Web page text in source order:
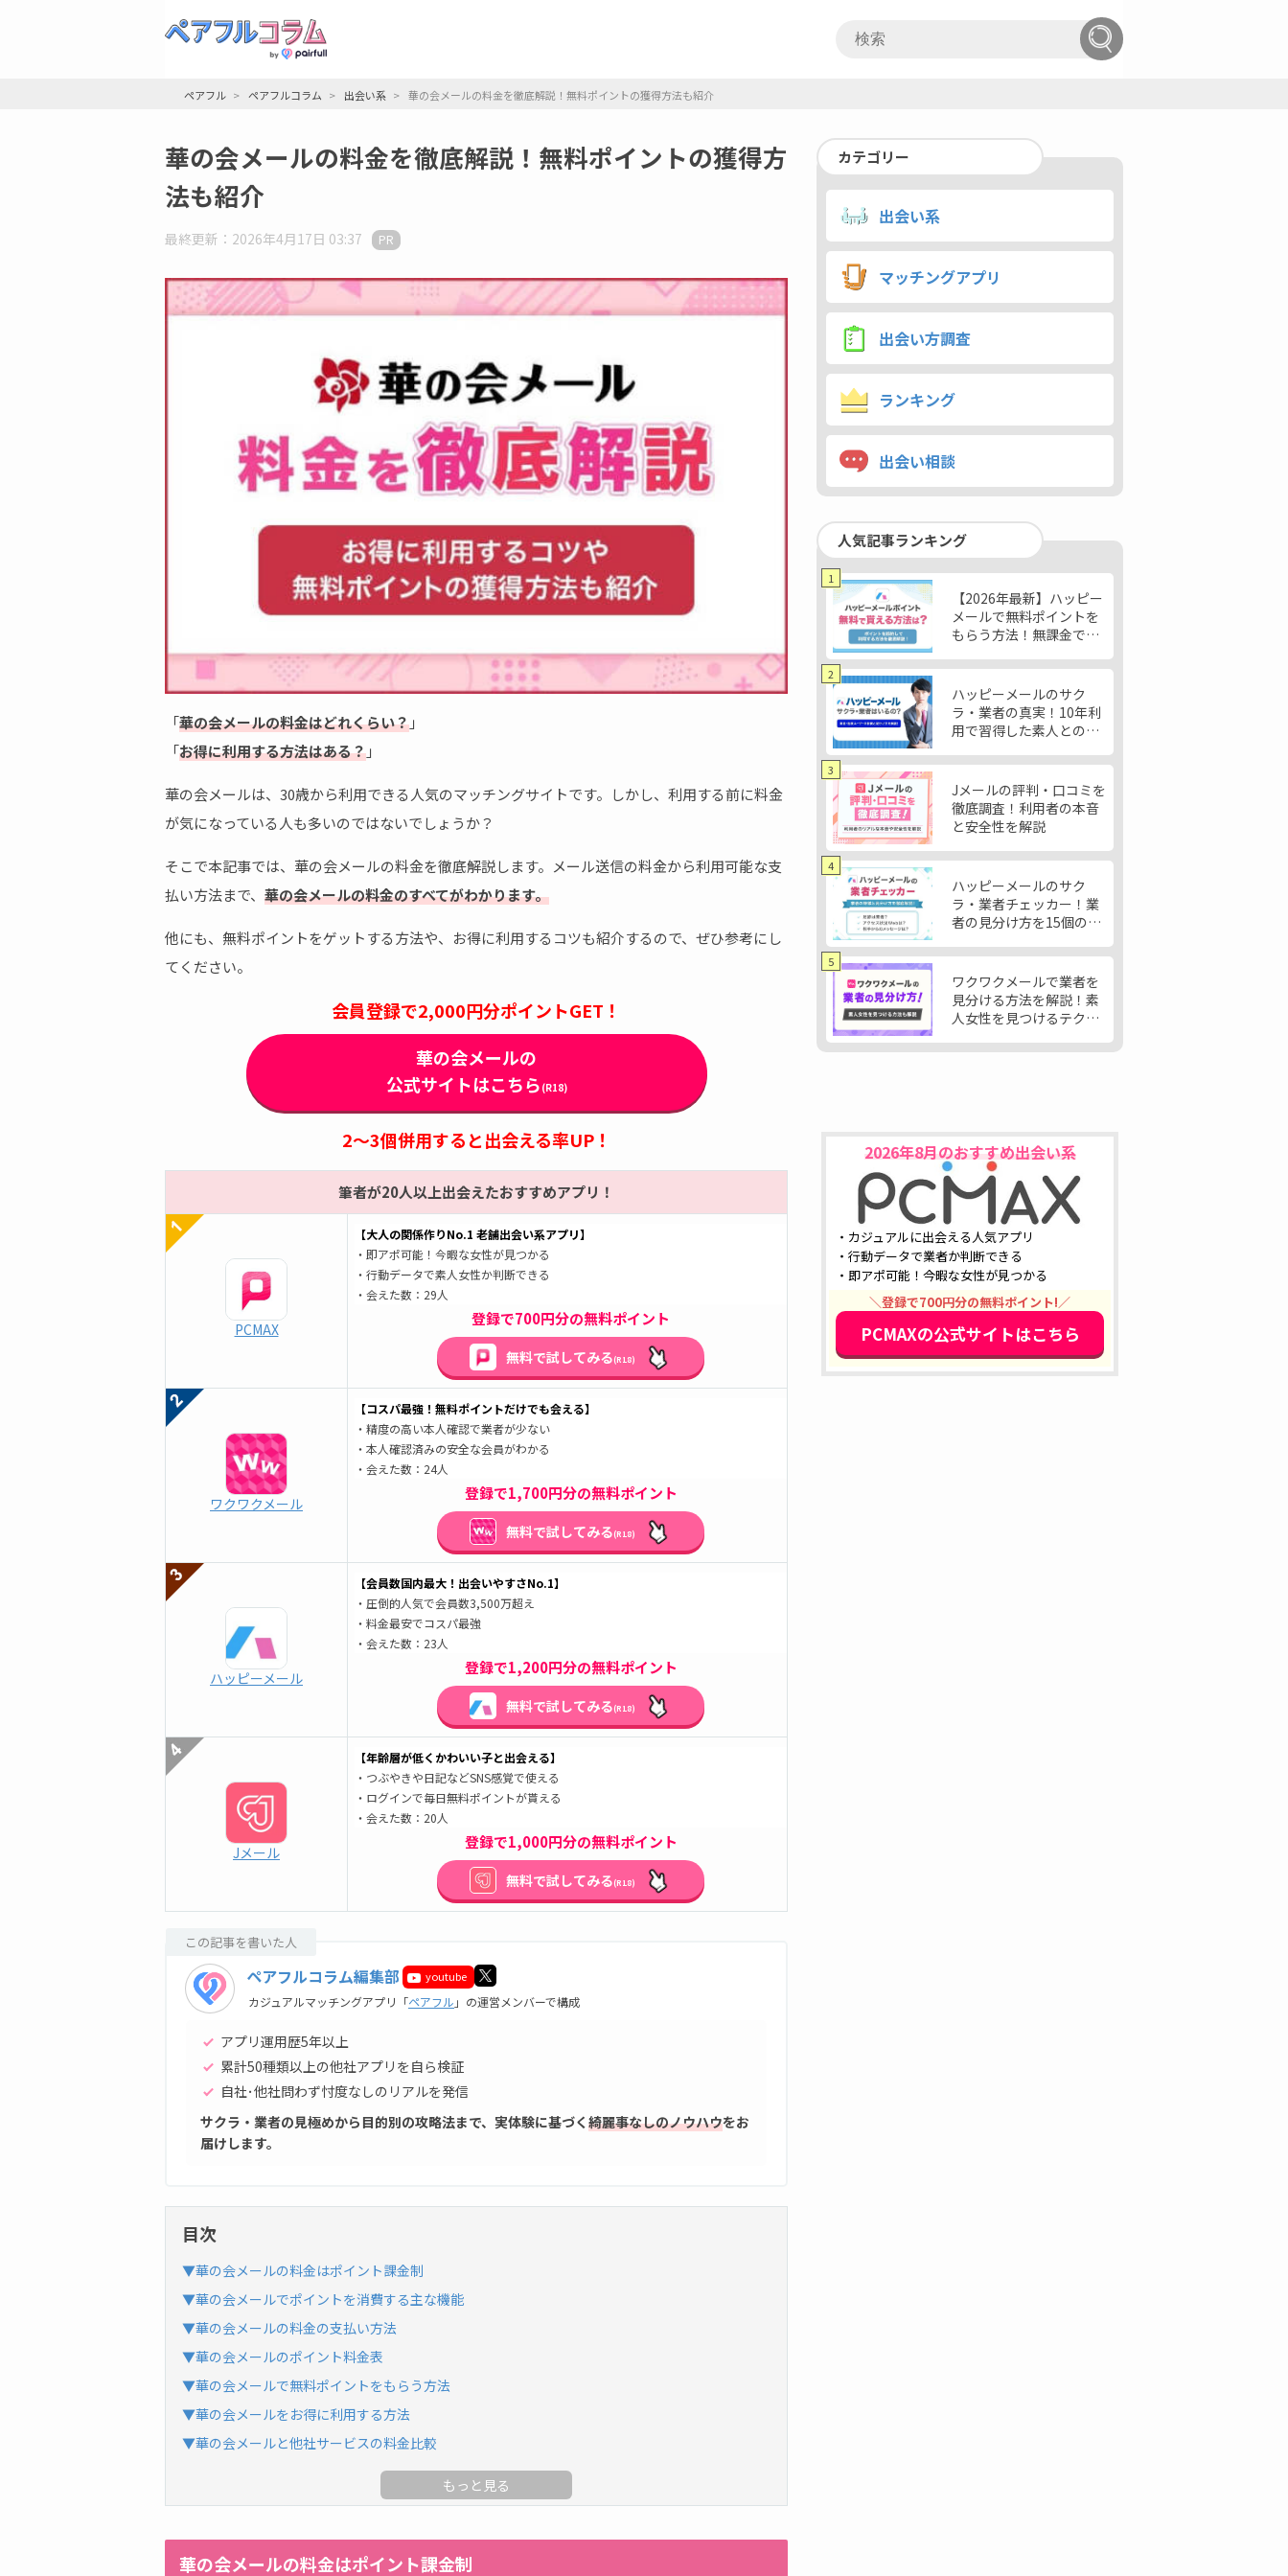
ペアフル ペアフルコラム 出会い系 華の会メールの料金を徹底解説！無料ポイントの獲得方法も紹介
華の会メールの料金を徹底解説！無料ポイントの獲得方
法も紹介
最終更新：2026年4月17日 03:37
「華の会メールの料金はどれくらい？」
「お得に利用する方法はある？」
華の会メールは、30歳から利用できる人気のマッチングサイトです。しかし、利用する前に料金
が気になっている人も多いのではないでしょうか？
そこで本記事では、華の会メールの料金を徹底解説します。メール送信の料金から利用可能な支
払い方法まで、 華の会メールの料金のすべてがわかります。
他にも、無料ポイントをゲットする方法や、お得に利用するコツも紹介するので、ぜひ参考にし
てください。
会員登録で2,000円分ポイントGET！
華の会メールの
公式サイトはこちら (R18)
2～3個併用すると出会える率UP！
筆者が20人以上出会えたおすすめアプリ！
PCMAX
【大人の関係作りNo.1 老舗出会い系アプリ】
・即アポ可能！今暇な女性が見つかる
・行動データで素人女性か判断できる
・会えた数：29人
登録で700円分の無料ポイント
無料で試してみる(R18)
ワクワクメール
【コスパ最強！無料ポイントだけでも会える】
・精度の高い本人確認で業者が少ない
・本人確認済みの安全な会員がわかる
・会えた数：24人
登録で1,700円分の無料ポイント
無料で試してみる(R18)
ハッピーメール
【会員数国内最大！出会いやすさNo.1】
・圧倒的人気で会員数3,500万超え
・料金最安でコスパ最強
・会えた数：23人
登録で1,200円分の無料ポイント
無料で試してみる(R18)
Jメール
【年齢層が低くかわいい子と出会える】
・つぶやきや日記などSNS感覚で使える
・ログインで毎日無料ポイントが貰える
・会えた数：20人
登録で1,000円分の無料ポイント
無料で試してみる(R18)
この記事を書いた人
ペアフルコラム編集部 youtube
カジュアルマッチングアプリ「ペアフル 」の運営メンバーで構成
アプリ運用歴5年以上
累計50種類以上の他社アプリを自ら検証
自社･他社問わず忖度なしのリアルを発信
サクラ・業者の見極めから目的別の攻略法まで、実体験に基づく 綺麗事なしのノウハウをお
届けします。
目次
▼華の会メールの料金はポイント課金制
▼華の会メールでポイントを消費する主な機能
▼華の会メールの料金の支払い方法
▼華の会メールのポイント料金表
▼華の会メールで無料ポイントをもらう方法
▼華の会メールをお得に利用する方法
▼華の会メールと他社サービスの料金比較
華の会メールの料金はポイント課金制
カテゴリー
出会い系
マッチングアプリ
出会い方調査
ランキング
出会い相談
人気記事ランキング
【2026年最新】ハッピー
メールで無料ポイントを
もらう方法！無課金で女
1
ハッピーメールのサク
ラ・業者の真実！10年利
用で習得した素人との見
2
Jメールの評判・口コミを
徹底調査！利用者の本音
と安全性を解説
3
ハッピーメールのサク
ラ・業者チェッカー！業
者の見分け方を15個の特
4
ワクワクメールで業者を
見分ける方法を解説！素
人女性を見つけるテクニ
5
2026年8月のおすすめ出会い系
・カジュアルに出会える人気アプリ
・行動データで業者か判断できる
・即アポ可能！今暇な女性が見つかる
＼登録で700円分の無料ポイント!／
PCMAXの公式サイトはこちら